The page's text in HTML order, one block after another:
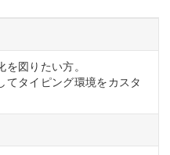
を図りたい方。
てタイピング環境をカスタ